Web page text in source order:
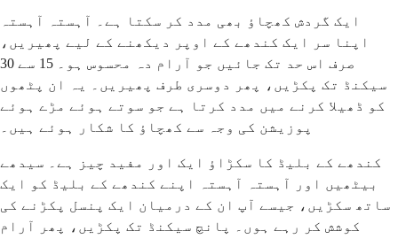
ایک گردش کھچاؤ بھی مدد کر سکتا ہے۔ آہستہ آہستہ
اپنا سر ایک کندھے کے اوپر دیکھنے کے لیے پھیریں،
صرف اس حد تک جائیں جو آرام دہ محسوس ہو۔ 15 سے 30
سیکنڈ تک پکڑیں، پھر دوسری طرف پھیریں۔ یہ ان پٹھوں
کو ڈھیلا کرنے میں مدد کرتا ہے جو سوتے ہوئے مڑے ہوئے
پوزیشن کی وجہ سے کھچاؤ کا شکار ہوئے ہیں۔
کندھے کے بلیڈ کا سکڑاؤ ایک اور مفید چیز ہے۔ سیدھے
بیٹھیں اور آہستہ آہستہ اپنے کندھے کے بلیڈ کو ایک
ساتھ سکڑیں، جیسے آپ ان کے درمیان ایک پنسل پکڑنے کی
کوشش کر رہے ہوں۔ پانچ سیکنڈ تک پکڑیں، پھر آرام